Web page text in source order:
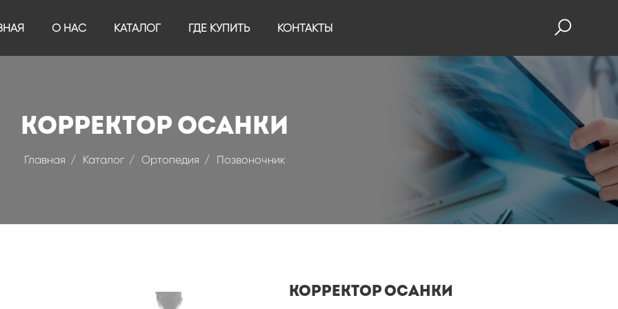
О НАС КАТАЛОГ ГДЕ КУПИТЬ КОНТАКТЫ
Корректор осанки
Главная Каталог Ортопедия Позвоночник
Корректор осанки